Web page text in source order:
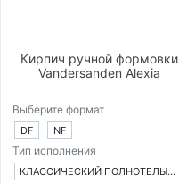
Кирпич ручной формовки
Vandersanden Alexia
Выберите формат
DF NF
Тип исполнения
КЛАССИЧЕСКИЙ ПОЛНОТЕЛЫЙ КИРПИЧ